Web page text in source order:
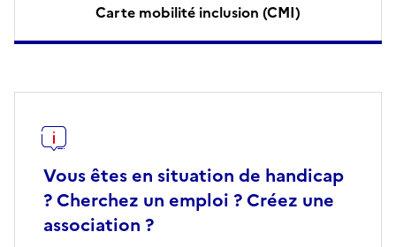
Carte mobilité inclusion (CMI)
Vous êtes en situation de handicap
? Cherchez un emploi ? Créez une
association ?